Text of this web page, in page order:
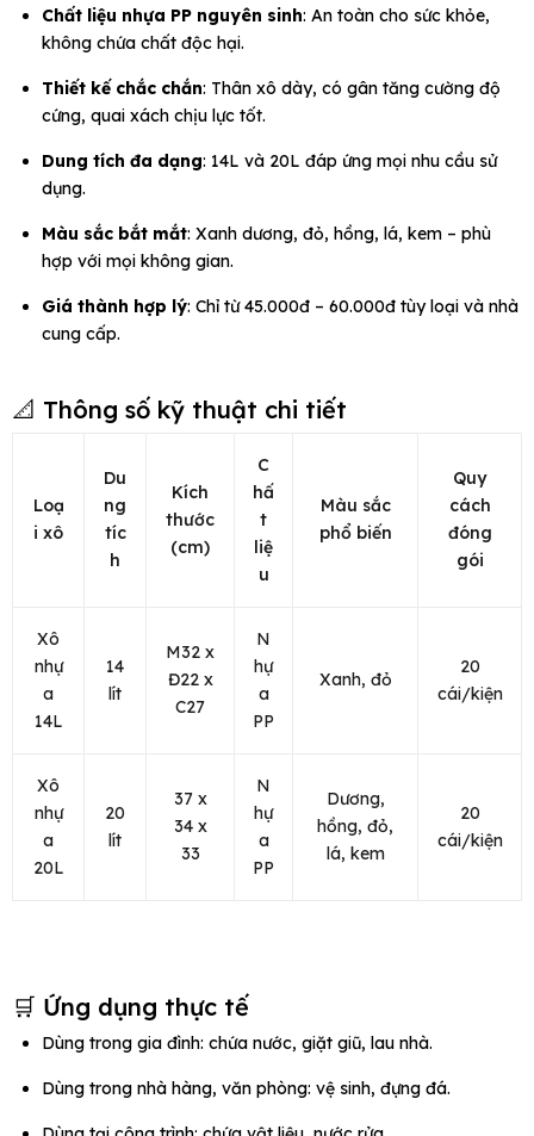
Chất liệu nhựa PP nguyên sinh: An toàn cho sức khỏe,
không chứa chất độc hại.
Thiết kế chắc chắn: Thân xô dày, có gân tăng cường độ
cứng, quai xách chịu lực tốt.
Dung tích đa dạng: 14L và 20L đáp ứng mọi nhu cầu sử
dụng.
Màu sắc bắt mắt: Xanh dương, đỏ, hồng, lá, kem – phù
hợp với mọi không gian.
Giá thành hợp lý: Chỉ từ 45.000đ – 60.000đ tùy loại và nhà
cung cấp.
📐 Thông số kỹ thuật chi tiết
Loạ
i xô
Du
ng
tíc
h
Kích
thước
(cm)
C
hấ
t
liệ
u
Màu sắc
phổ biến
Quy
cách
đóng
gói
Xô
nhự
a
14L
14
lít
M32 x
Đ22 x
C27
N
hự
a
PP
Xanh, đỏ
20
cái/kiện
Xô
nhự
a
20L
20
lít
37 x
34 x
33
N
hự
a
PP
Dương,
hồng, đỏ,
lá, kem
20
cái/kiện
🛒 Ứng dụng thực tế
Dùng trong gia đình: chứa nước, giặt giũ, lau nhà.
Dùng trong nhà hàng, văn phòng: vệ sinh, đựng đá.